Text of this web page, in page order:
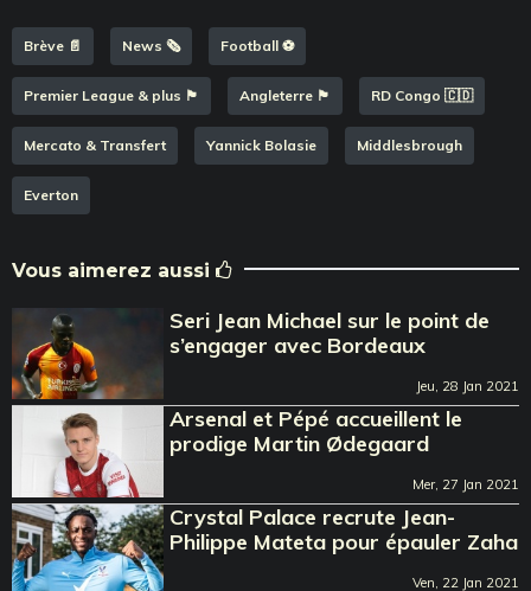
Brève 📄 News 🗞️ Football ⚽️
Premier League & plus 🏴󠁧󠁢󠁥󠁮󠁧󠁿 Angleterre 🏴󠁧󠁢󠁥󠁮󠁧󠁿 RD Congo 🇨🇩
Mercato & Transfert Yannick Bolasie Middlesbrough
Everton
Vous aimerez aussi
Seri Jean Michael sur le point de
s’engager avec Bordeaux
Jeu, 28 Jan 2021
Arsenal et Pépé accueillent le
prodige Martin Ødegaard
Mer, 27 Jan 2021
Crystal Palace recrute Jean-
Philippe Mateta pour épauler Zaha
Ven, 22 Jan 2021